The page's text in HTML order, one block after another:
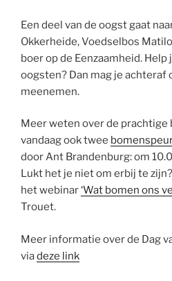
Een deel van de oogst gaat
Okkerheide, Voedselbos
boer op de Eenzaamheid.
oogsten? Dan mag je achteraf
meenemen.
Meer weten over de prachtige
vandaag ook twee
door Ant Brandenburg: om
Lukt het je niet om erbij te
het webinar‘Wat bomen ons
Trouet.
Meer informatie over de Dag
viadeze link